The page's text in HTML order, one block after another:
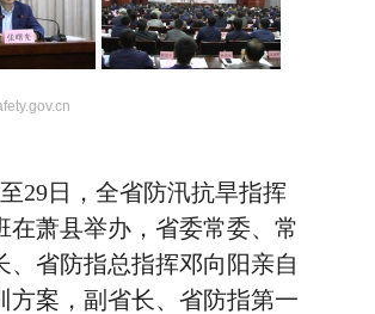
29日，全省防汛抗旱指挥
在萧县举办，省委常委、常
、省防指总指挥邓向阳亲自
方案，副省长、省防指第一